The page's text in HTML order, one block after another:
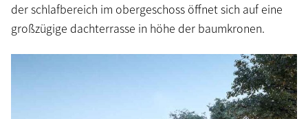
der schlafbereich im obergeschoss öffnet sich auf eine
großzügige dachterrasse in höhe der baumkronen.